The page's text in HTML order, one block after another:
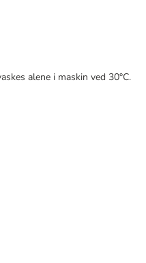
alene i maskin ved 30°C.